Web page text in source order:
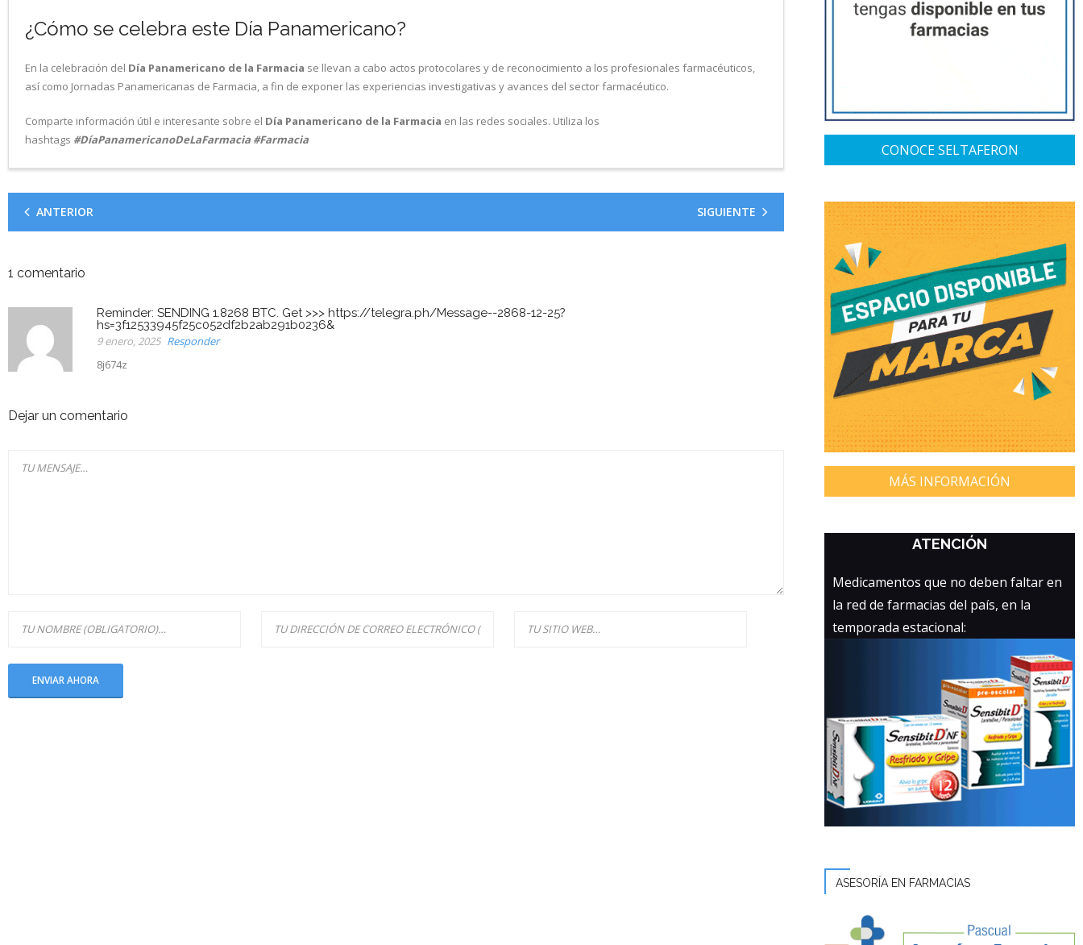
¿Cómo se celebra este Día Panamericano?
En la celebración del Día Panamericano de la Farmacia se llevan a cabo actos protocolares y de reconocimiento a los profesionales farmacéuticos,
así como Jornadas Panamericanas de Farmacia, a fin de exponer las experiencias investigativas y avances del sector farmacéutico.
Comparte información útil e interesante sobre el Día Panamericano de la Farmacia en las redes sociales. Utiliza los
hashtags #DíaPanamericanoDeLaFarmacia #Farmacia
ANTERIOR SIGUIENTE
1 comentario
Reminder: SENDING 1.8268 BTC. Get >>> https://telegra.ph/Message--2868-12-25?
hs=3f12533945f25c052df2b2ab291b0236&
9 enero, 2025 Responder
8j674z
Dejar un comentario
CONOCE SELTAFERON
MÁS INFORMACIÓN
ATENCIÓN
Medicamentos que no deben faltar en
la red de farmacias del país, en la
temporada estacional:
ASESORÍA EN FARMACIAS